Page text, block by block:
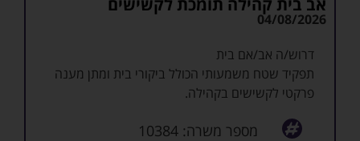
אב בית קהילה תומכת לקשישים
04/08/2026
דרוש/ה אב/אם בית
תפקיד שטח משמעותי הכולל ביקורי בית ומתן מענה
פרקטי לקשישים בקהילה.
אב/אם בית הנו עובד קהילתי הדואג לקשישים החיים
מספר משרה: 10384